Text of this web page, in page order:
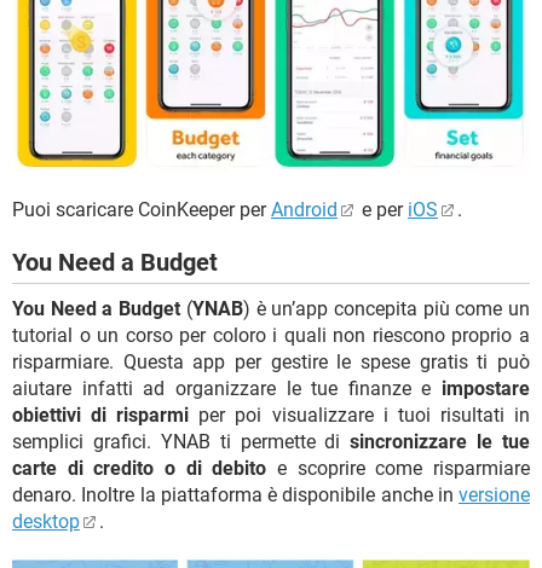
Puoi scaricare CoinKeeper perAndroid e per iOS .
You Need a Budget
You Need a Budget (YNAB) è un’app concepita più come un
tutorial o un corso per coloro i quali non riescono proprio a
risparmiare. Questa app per gestire le spese gratis ti può
aiutare infatti ad organizzare le tue finanze e impostare
obiettivi di risparmi per poi visualizzare i tuoi risultati in
semplici grafici. YNAB ti permette disincronizzare le tue
carte di credito o di debito e scoprire come risparmiare
denaro. Inoltre la piattaforma è disponibile anche in versione
desktop
.